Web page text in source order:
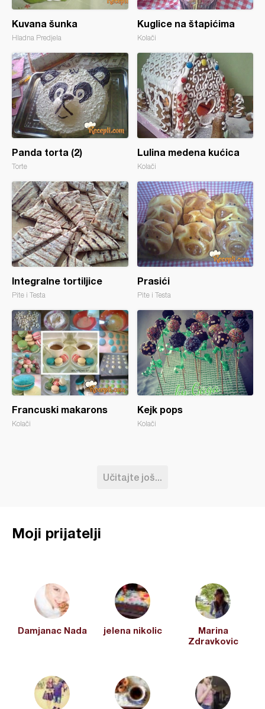
Kuvana šunka
Hladna Predjela
Kuglice na štapićima
Kolači
Panda torta (2)
Torte
Lulina medena kućica
Kolači
Integralne tortiljice
Pite i Testa
Prasići
Pite i Testa
Francuski makarons
Kolači
Kejk pops
Kolači
Učitajte još...
Moji prijatelji
Damjanac Nada jelena nikolic
Marina
Zdravkovic